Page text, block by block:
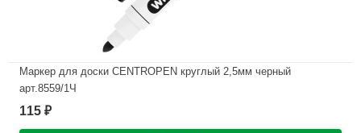
Маркер для доски CENTROPEN круглый 2,5мм черный
арт.8559/1Ч
В наличии
115 ₽